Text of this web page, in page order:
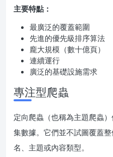
主要特點：
最廣泛的覆蓋範圍
先進的優先級排序算法
龐大規模（數十億頁）
連續運行
廣泛的基礎設施需求
專注型爬蟲
定向爬蟲（也稱為主題爬蟲
集數據。它們並不試圖覆蓋
名、主題或內容類型。